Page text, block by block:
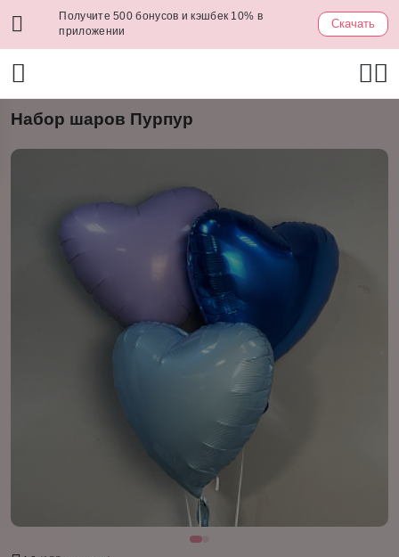
Получите 500 бонусов и кэшбек 10% в
приложении
Скачать
Набор шаров Пурпур